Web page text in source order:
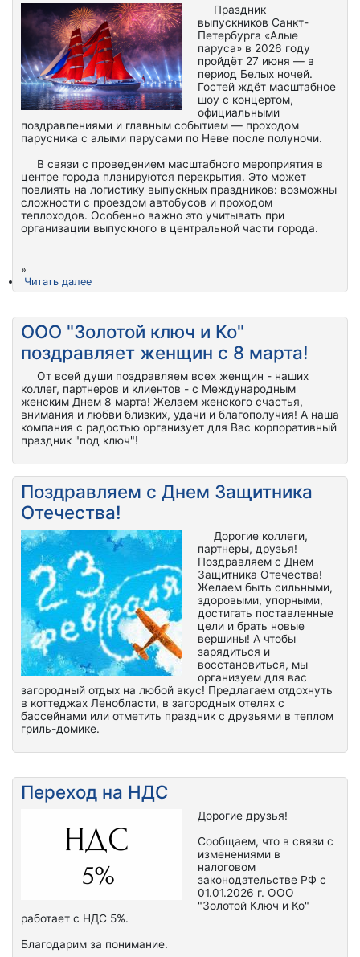
Праздник
выпускников Санкт-
Петербурга «Алые
паруса» в 2026 году
пройдёт 27 июня — в
период Белых ночей.
Гостей ждёт масштабное
шоу с концертом,
официальными
поздравлениями и главным событием — проходом
парусника с алыми парусами по Неве после полуночи.
В связи с проведением масштабного мероприятия в
центре города планируются перекрытия. Это может
повлиять на логистику выпускных праздников: возможны
сложности с проездом автобусов и проходом
теплоходов. Особенно важно это учитывать при
организации выпускного в центральной части города.
»
Читать далее
ООО "Золотой ключ и Ко"
поздравляет женщин с 8 марта!
От всей души поздравляем всех женщин - наших
коллег, партнеров и клиентов - с Международным
женским Днем 8 марта! Желаем женского счастья,
внимания и любви близких, удачи и благополучия! А наша
компания с радостью организует для Вас корпоративный
праздник "под ключ"!
Поздравляем с Днем Защитника
Отечества!
Дорогие коллеги,
партнеры, друзья!
Поздравляем с Днем
Защитника Отечества!
Желаем быть сильными,
здоровыми, упорными,
достигать поставленные
цели и брать новые
вершины! А чтобы
зарядиться и
восстановиться, мы
организуем для вас
загородный отдых на любой вкус! Предлагаем отдохнуть
в коттеджах Ленобласти, в загородных отелях с
бассейнами или отметить праздник с друзьями в теплом
гриль-домике.
Переход на НДС
Дорогие друзья!
Сообщаем, что в связи с
изменениями в
налоговом
законодательстве РФ с
01.01.2026 г. ООО
"Золотой Ключ и Ко"
работает с НДС 5%.
Благодарим за понимание.